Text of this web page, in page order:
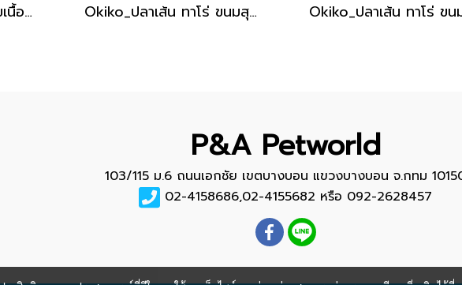
Boom Boom_ขนมสุนัขเนื้อไก่คุณภาพ / แบบไก่พันนมนิ่มยาว150g Okiko_ปลาเส้น ทาโร่ ขนมสุนัข (เนื้อปลา 100%) _รสปู30g.
P&A Petworld
103/115 ม.6 ถนนเอกชัย เขตบางบอน แขวงบางบอน จ.กทม
02-4158686,02-4155682 หรือ 092-2628457